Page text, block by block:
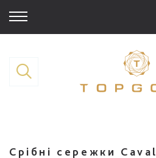
Срібні сережки